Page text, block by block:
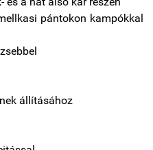
pántokon kampókkal
állításához